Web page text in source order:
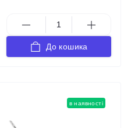
До кошика
в наявності